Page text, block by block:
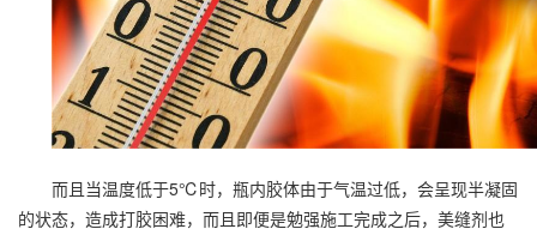
而且当温度低于5℃时，瓶内胶体由于气温过低，会呈现半凝固
的状态，造成打胶困难，而且即便是勉强施工完成之后，美缝剂也